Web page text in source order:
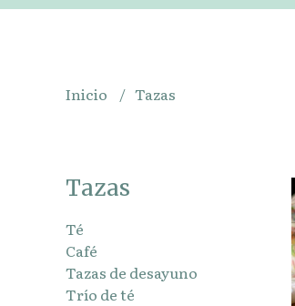
Inicio Tazas
Tazas
Té
Café
Tazas de desayuno
Trío de té